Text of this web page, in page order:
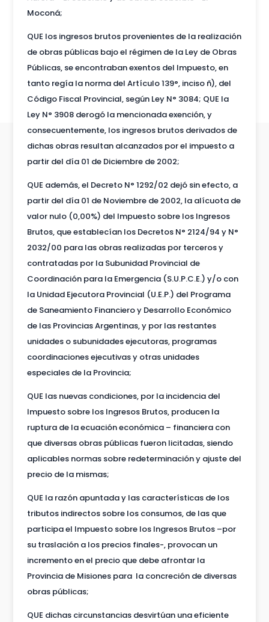
Moconá;
QUE los ingresos brutos provenientes de la realización
de obras públicas bajo el régimen de la Ley de Obras
Públicas, se encontraban exentos del Impuesto, en
tanto regía la norma del Artículo 139°, inciso ñ), del
Código Fiscal Provincial, según Ley N° 3084; QUE la
Ley N° 3908 derogó la mencionada exención, y
consecuentemente, los ingresos brutos derivados de
dichas obras resultan alcanzados por el impuesto a
partir del día 01 de Diciembre de 2002;
QUE además, el Decreto N° 1292/02 dejó sin efecto, a
partir del día 01 de Noviembre de 2002, la alícuota de
valor nulo (0,00%) del Impuesto sobre los Ingresos
Brutos, que establecían los Decretos N° 2124/94 y N°
2032/00 para las obras realizadas por terceros y
contratadas por la Subunidad Provincial de
Coordinación para la Emergencia (S.U.P.C.E.) y/o con
la Unidad Ejecutora Provincial (U.E.P.) del Programa
de Saneamiento Financiero y Desarrollo Económico
de las Provincias Argentinas, y por las restantes
unidades o subunidades ejecutoras, programas
coordinaciones ejecutivas y otras unidades
especiales de la Provincia;
QUE las nuevas condiciones, por la incidencia del
Impuesto sobre los Ingresos Brutos, producen la
ruptura de la ecuación económica – financiera con
que diversas obras públicas fueron licitadas, siendo
aplicables normas sobre redeterminación y ajuste del
precio de la mismas;
QUE la razón apuntada y las características de los
tributos indirectos sobre los consumos, de las que
participa el Impuesto sobre los Ingresos Brutos –por
su traslación a los precios finales-, provocan un
incremento en el precio que debe afrontar la
Provincia de Misiones para la concreción de diversas
obras públicas;
QUE dichas circunstancias desvirtúan una eficiente